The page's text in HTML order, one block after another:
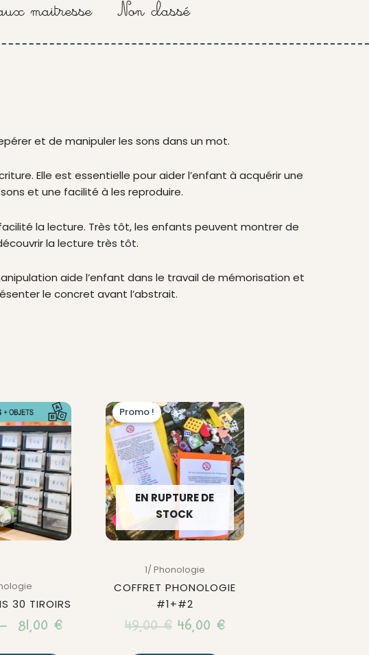
maitresse Non classé
et de manipuler les sons dans un mot.
Elle est essentielle pour aider l’enfant à acquérir une
et une facilité à les reproduire.
la lecture. Très tôt, les enfants peuvent montrer de
la lecture très tôt.
aide l’enfant dans le travail de mémorisation et
le concret avant l’abstrait.
30 TIROIRS
– 81,00 €
Plage
de
prix :
39,00 €
à
81,00 €
produit
a
plusieurs
variations.
Les
options
peuvent
être
choisies
page
du
produit
EN RUPTURE DE
STOCK
Promo !
1/ Phonologie
COFFRET PHONOLOGIE
#1+#2
49,00€
Le
prix
initial
était :
49,00 €.
46,00 €
Le
prix
actuel
est :
46,00 €.